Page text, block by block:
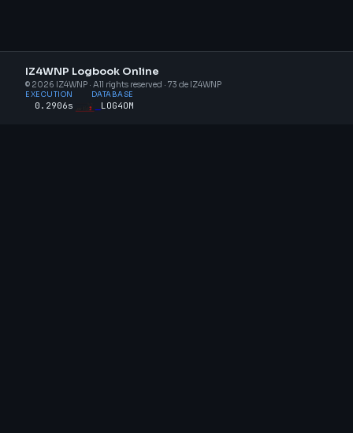
IZ4WNP Logbook Online
© 2026 IZ4WNP · All rights reserved · 73 de IZ4WNP
EXECUTION
0.2906s
DATABASE
LOG4OM